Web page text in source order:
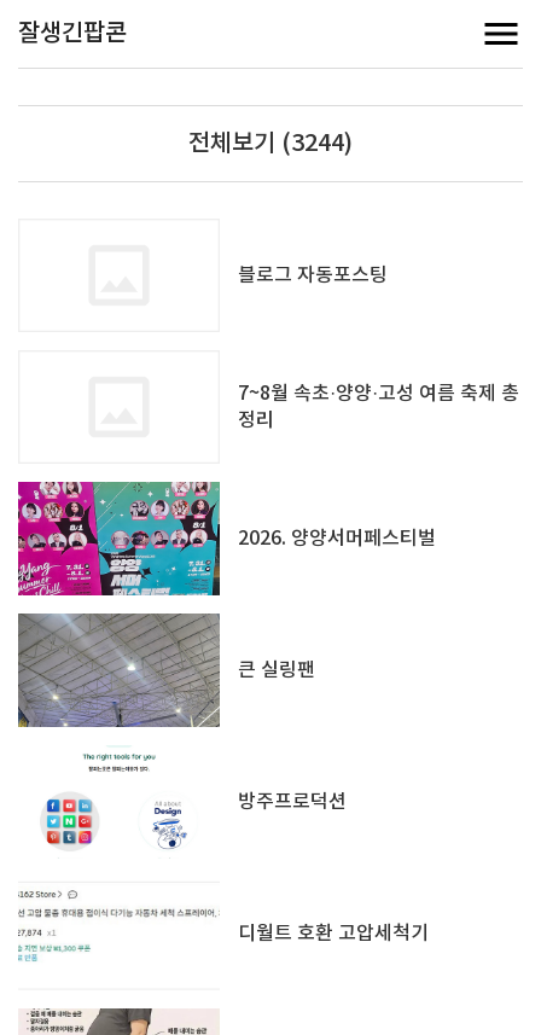
잘생긴팝콘
전체보기 (3244)
블로그 자동포스팅
7~8월 속초·양양·고성 여름 축제 총
정리
2026. 양양서머페스티벌
큰 실링팬
방주프로덕션
디월트 호환 고압세척기